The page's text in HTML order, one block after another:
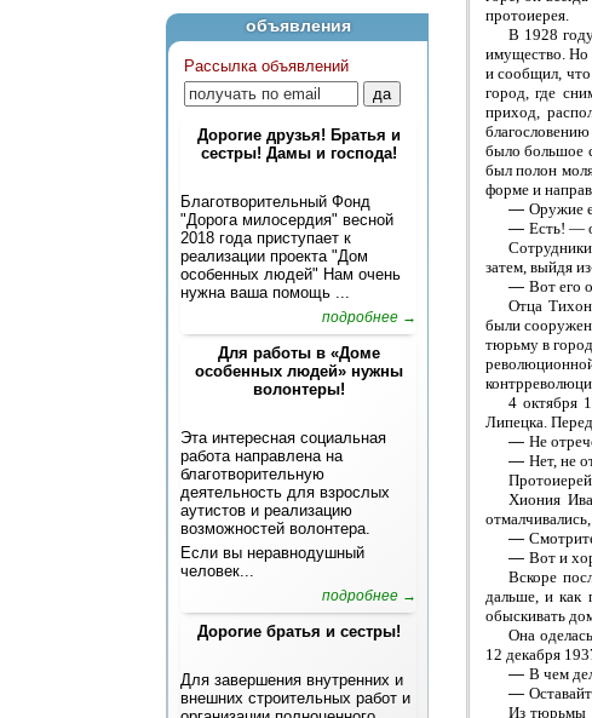
объявления
Рассылка объявлений
Дорогие друзья! Братья и
сестры! Дамы и господа!
Благотворительный Фонд
"Дорога милосердия" весной
2018 года приступает к
реализации проекта "Дом
особенных людей" Нам очень
нужна ваша помощь ...
подробнее →
Для работы в «Доме
особенных людей» нужны
волонтеры!
Эта интересная социальная
работа направлена на
благотворительную
деятельность для взрослых
аутистов и реализацию
возможностей волонтера.
Если вы неравнодушный
человек...
подробнее →
Дорогие братья и сестры!
Для завершения внутренних и
внешних строительных работ и
протоиерея.
В 1928
имущество. Но
и сообщил,
город, где
приход,
было большое
был полон
форме и
—Оружие
—Есть! —
затем, выйдя
—Вот его
Отца
были
тюрьму в
4 октября
Липецка.
—Не
—Нет, не
Хиония
—
—Вот и
Вскоре
дальше, и как
обыскивать
Она
12 декабря
—В чем
—
Из тюрьмы